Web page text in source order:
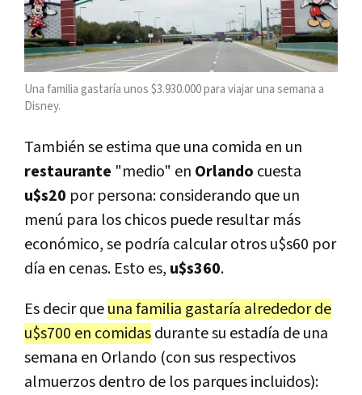
Una familia gastaría unos $3.930.000 para viajar una semana a
Disney.
También se estima que una comida en un
restaurante "medio" en Orlando cuesta
u$s20 por persona: considerando que un
menú para los chicos puede resultar más
económico, se podría calcular otros u$s60 por
día en cenas. Esto es, u$s360.
Es decir queuna familia gastaría alrededor de
u$s700 en comidasdurante su estadía de una
semana en Orlando (con sus respectivos
almuerzos dentro de los parques incluidos):